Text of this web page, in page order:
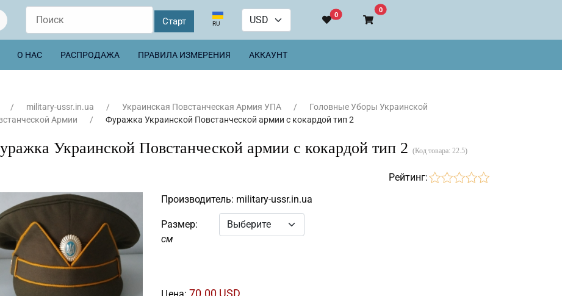
Выберите язык
RU
0
0В корзину
О НАС РАСПРОДАЖА ПРАВИЛА ИЗМЕРЕНИЯ АККАУНТ
military-ussr.in.ua Украинская Повстанческая Армия УПА
Головные Уборы Украинской
Армии
Фуражка Украинской Повстанческой армии с кокардой тип 2
Украинской Повстанческой армии с кокардой тип 2 (Код товара: 22.5)
Рейтинг:
Производитель: military-ussr.in.ua
Размер:
см
70.00 USD